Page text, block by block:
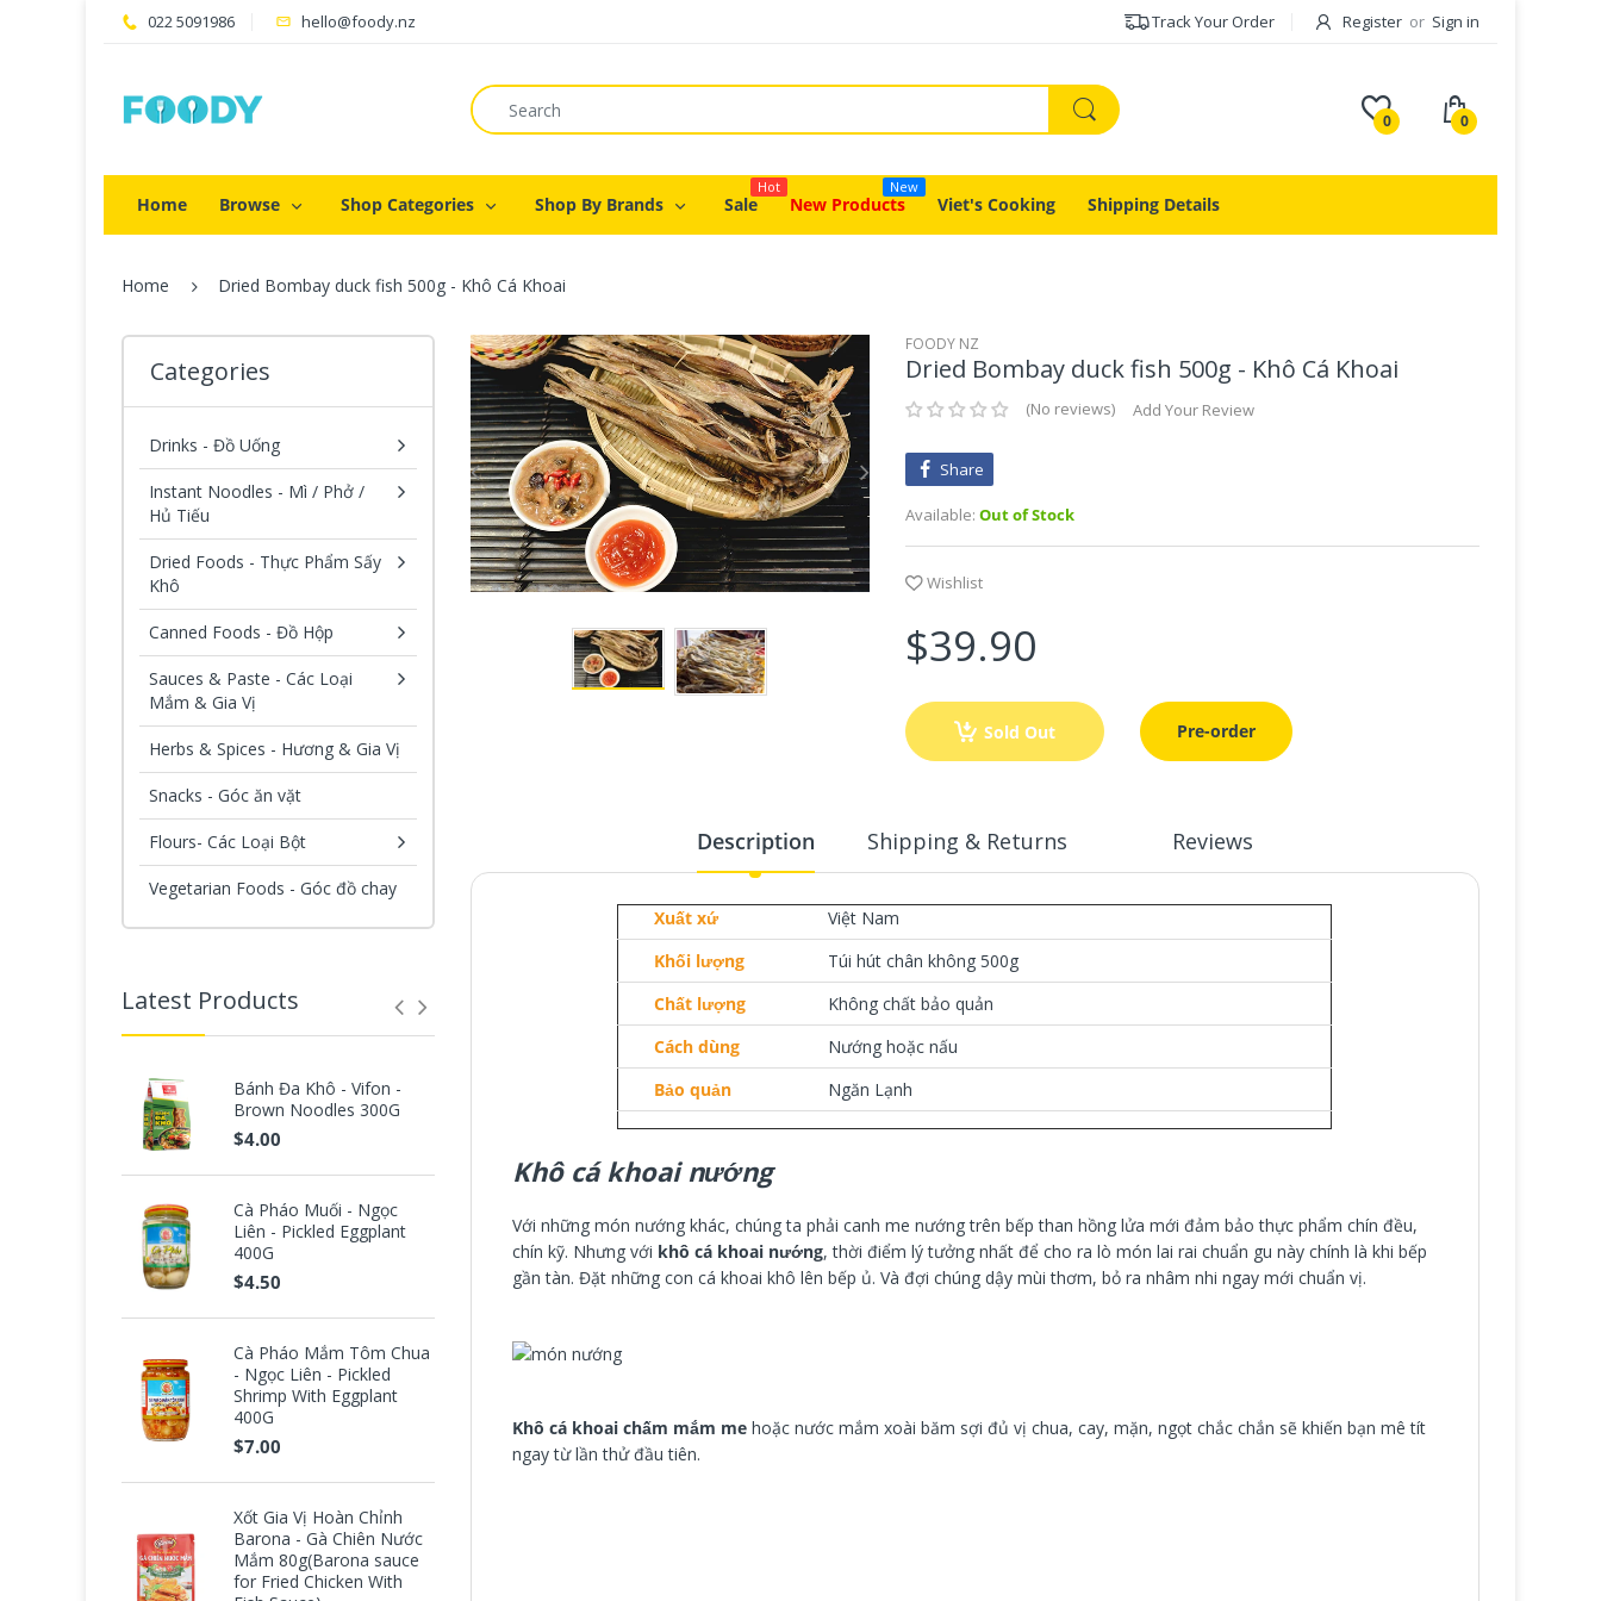
022 5091986 hello@foody.nz Track Your Order Register or Sign in
0 0
Home Browse Shop Categories Shop By Brands Sale
Hot
New Products
New
Viet's Cooking Shipping Details
Home Dried Bombay duck fish 500g - Khô Cá Khoai
Categories
Drinks - Đồ Uống
Instant Noodles - Mì / Phở /
Hủ Tiếu
Dried Foods - Thực Phẩm Sấy
Khô
Canned Foods - Đồ Hộp
Sauces & Paste - Các Loại
Mắm & Gia Vị
Herbs & Spices - Hương & Gia Vị
Snacks - Góc ăn vặt
Flours- Các Loại Bột
Vegetarian Foods - Góc đồ chay
Latest Products
Bánh Đa Khô - Vifon -
Brown Noodles 300G
$4.00
Cà Pháo Muối - Ngọc
Liên - Pickled Eggplant
400G
$4.50
Cà Pháo Mắm Tôm Chua
- Ngọc Liên - Pickled
Shrimp With Eggplant
400G
$7.00
Xốt Gia Vị Hoàn Chỉnh
Barona - Gà Chiên Nước
Mắm 80g(Barona sauce
for Fried Chicken With
Xốt Gia Vị Hoàn Chỉnh
Barona - Cá Kho Riềng
80g(Barona sauce for
$1.70
Xốt Gia Vị Hoàn Chỉnh
Barona - Xào Sả Ớt
80g(Barona sauce for
$1.70
Xốt Gia Vị Hoàn Chỉnh
Barona - Thịt Nướng Sả
FOODY NZ
Dried Bombay duck fish 500g - Khô Cá Khoai
No reviews Add Your Review
Share
Available: Out of Stock
Wishlist
$39.90
Sold Out Pre-order
Description Shipping & Returns Reviews
Xuất xứ
Việt Nam
Khối lượng
Túi hút chân không 500g
Chất lượng
Không chất bảo quản
Cách dùng
Nướng hoặc nấu
Bảo quản
Ngăn Lạnh
Khô cá khoai nướng
Với những món nướng khác, chúng ta phải canh me nướng trên bếp than hồng lửa mới đảm bảo thực phẩm chín đều,
chín kỹ. Nhưng với khô cá khoai nướng, thời điểm lý tưởng nhất để cho ra lò món lai rai chuẩn gu này chính là khi bếp
gần tàn. Đặt những con cá khoai khô lên bếp ủ. Và đợi chúng dậy mùi thơm, bỏ ra nhâm nhi ngay mới chuẩn vị.
Khô cá khoai chấm mắm me hoặc nước mắm xoài băm sợi đủ vị chua, cay, mặn, ngọt chắc chắn sẽ khiến bạn mê tít
ngay từ lần thử đầu tiên.